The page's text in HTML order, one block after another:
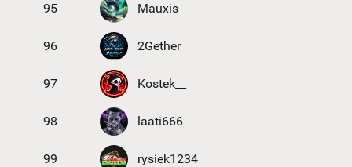
95 Mauxis
96 2Gether
97 Kostek__
98 laati666
99 rysiek1234